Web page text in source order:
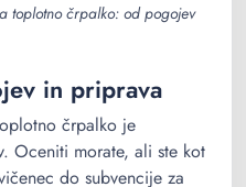
toplotno črpalko: od pogojev
in priprava
črpalko je
Oceniti morate, ali ste kot
do subvencije za